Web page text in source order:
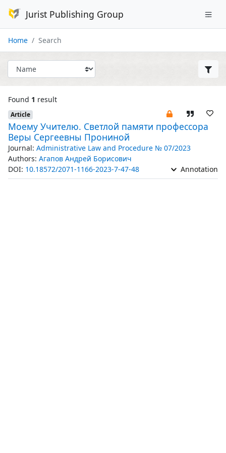
Jurist Publishing Group
Home Search
Found 1 result
Article
Моему Учителю. Светлой памяти профессора
Веры Сергеевны Прониной
Journal: Administrative Law and Procedure № 07/2023
Authors: Агапов Андрей Борисович
DOI: 10.18572/2071-1166-2023-7-47-48 Annotation